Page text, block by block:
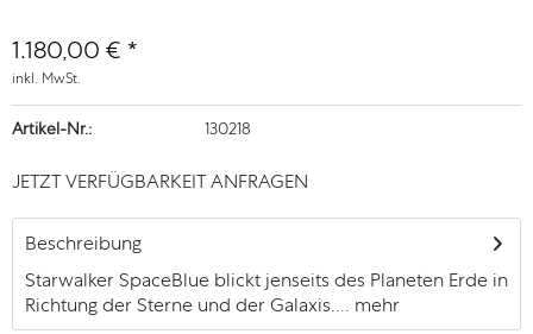
1.180,00 € *
inkl. MwSt.
Artikel-Nr.: 130218
JETZT VERFÜGBARKEIT ANFRAGEN
Beschreibung
Starwalker SpaceBlue blickt jenseits des Planeten Erde in
Richtung der Sterne und der Galaxis.... mehr